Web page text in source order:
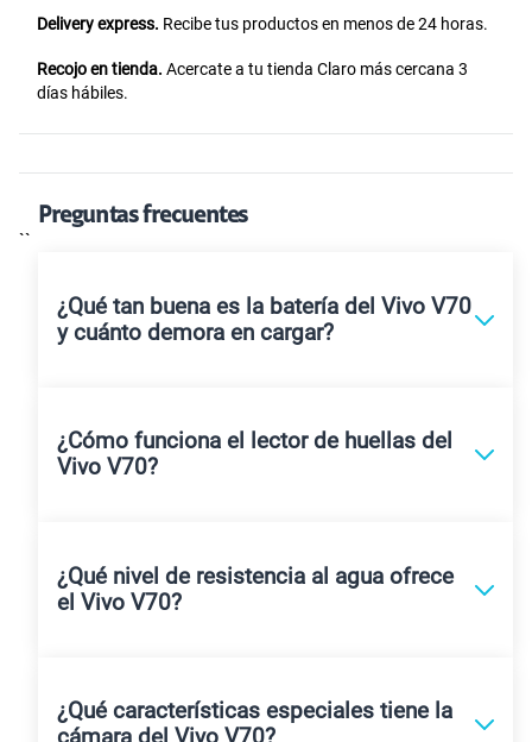
Delivery express. Recibe tus productos en menos de 24 horas.
Recojo en tienda. Acercate a tu tienda Claro más cercana 3
días hábiles.
Preguntas frecuentes
``
¿Qué tan buena es la batería del Vivo V70
y cuánto demora en cargar?
¿Cómo funciona el lector de huellas del
Vivo V70?
¿Qué nivel de resistencia al agua ofrece
el Vivo V70?
¿Qué características especiales tiene la